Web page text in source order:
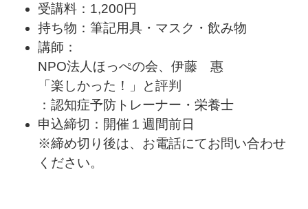
受講料：1,200円
持ち物：筆記用具・マスク・飲み物
講師：
NPO法人ほっぺの会、伊藤 惠
「楽しかった！」と評判
：認知症予防トレーナー・栄養士
申込締切：開催１週間前日
※締め切り後は、お電話にてお問い合わせ
ください。